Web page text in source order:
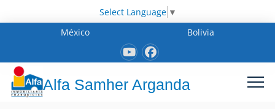
Select Language ▼
México
Bolivia
Alfa Samher Arganda